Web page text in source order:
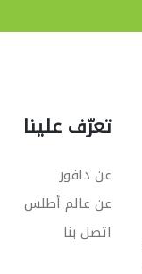
تعرّف علينا
عن دافور
عن عالم أطلس
اتصل بنا